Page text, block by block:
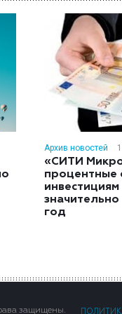
Архив новостей
«СИТИ
процентные
год
защищены.